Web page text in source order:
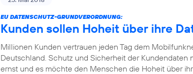
EU DATENSCHUTZ-GRUNDVERORDNUNG:
Kunden sollen Hoheit über ihre
Millionen Kunden vertrauen jeden Tag dem
Deutschland. Schutz und Sicherheit der Kundendaten
ernst und es möchte den Menschen die Hoheit über